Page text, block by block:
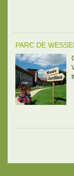
PARC DE